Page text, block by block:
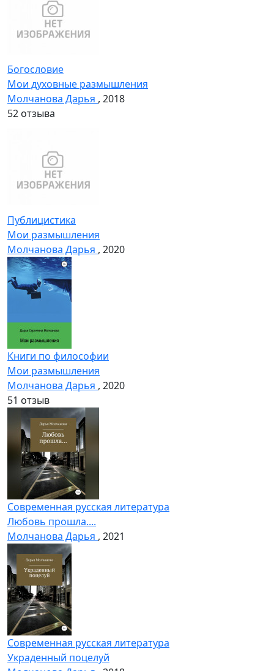
Богословие
Мои духовные размышления
Молчанова Дарья , 2018
52 отзыва
Публицистика
Мои размышления
Молчанова Дарья , 2020
Книги по философии
Мои размышления
Молчанова Дарья , 2020
51 отзыв
Современная русская литература
Любовь прошла....
Молчанова Дарья , 2021
Современная русская литература
Украденный поцелуй